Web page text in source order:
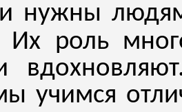
нужны
Их роль
учимся